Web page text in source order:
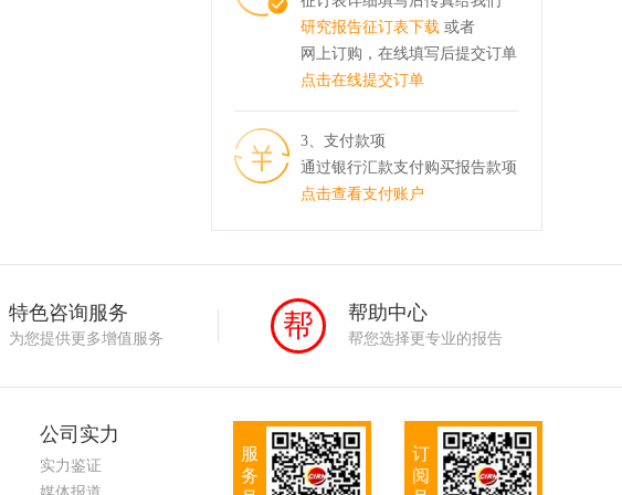
研究报告征订表下载 或者
网上订购，在线填写后提交订单
点击在线提交订单
3、支付款项
通过银行汇款支付购买报告款项
点击查看支付账户
特色咨询服务
为您提供更多增值服务 帮 帮助中心
帮您选择更专业的报告
公司实力
实力鉴证
服
务
订
阅